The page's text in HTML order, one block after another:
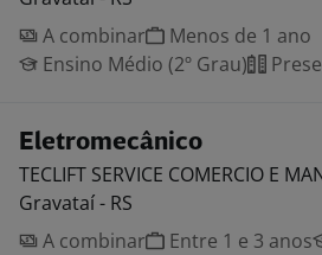
A combinar
Menos de 1 ano
Ensino Médio (2º Grau)
Eletromecânico
TECLIFT SERVICE COMERCIO E
Gravataí - RS
A combinar
Entre 1 e 3 anos